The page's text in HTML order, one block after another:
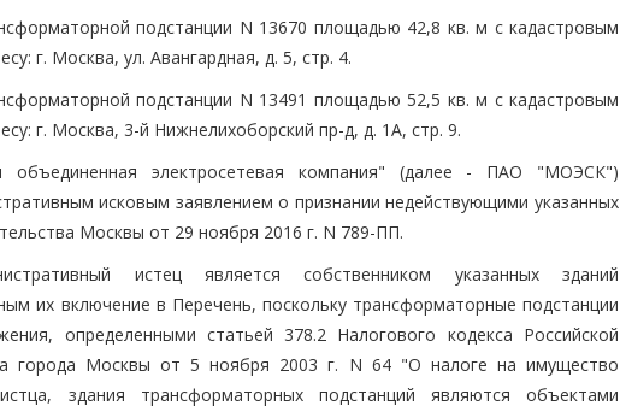
подстанции N 13670 площадью 42,8 кв. м с кадастровым
г. Москва, ул. Авангардная, д. 5, стр. 4.
подстанции N 13491 площадью 52,5 кв. м с кадастровым
г. Москва, 3-й Нижнелихоборский пр-д, д. 1А, стр. 9.
объединенная электросетевая компания" (далее - ПАО "МОЭСК")
исковым заявлением о признании недействующими указанных
Москвы от 29 ноября 2016 г. N 789-ПП.
истец является собственником указанных зданий
их включение в Перечень, поскольку трансформаторные подстанции
определенными статьей 378.2 Налогового кодекса Российской
города Москвы от 5 ноября 2003 г. N 64 "О налоге на имущество
здания трансформаторных подстанций являются объектами